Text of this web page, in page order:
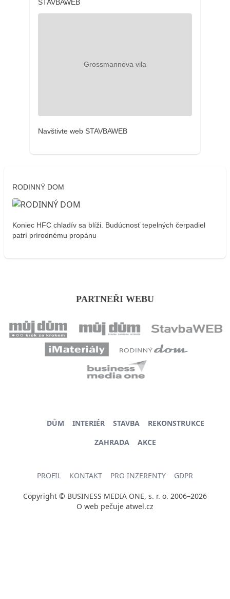
STAVBAWEB
Navštivte web STAVBAWEB
RODINNÝ DOM
Koniec HFC chladív sa blíži. Budúcnosť tepelných čerpadiel
patrí prírodnému propánu
PARTNEŘI WEBU
DŮM INTERIÉR STAVBA
REKONSTRUKCE
ZAHRADA
AKCE
PROFIL KONTAKT PRO INZERENTY GDPR
Copyright © BUSINESS MEDIA ONE, s. r. o. 2006–2026